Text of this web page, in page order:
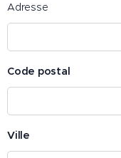
Adresse
Code postal
Ville